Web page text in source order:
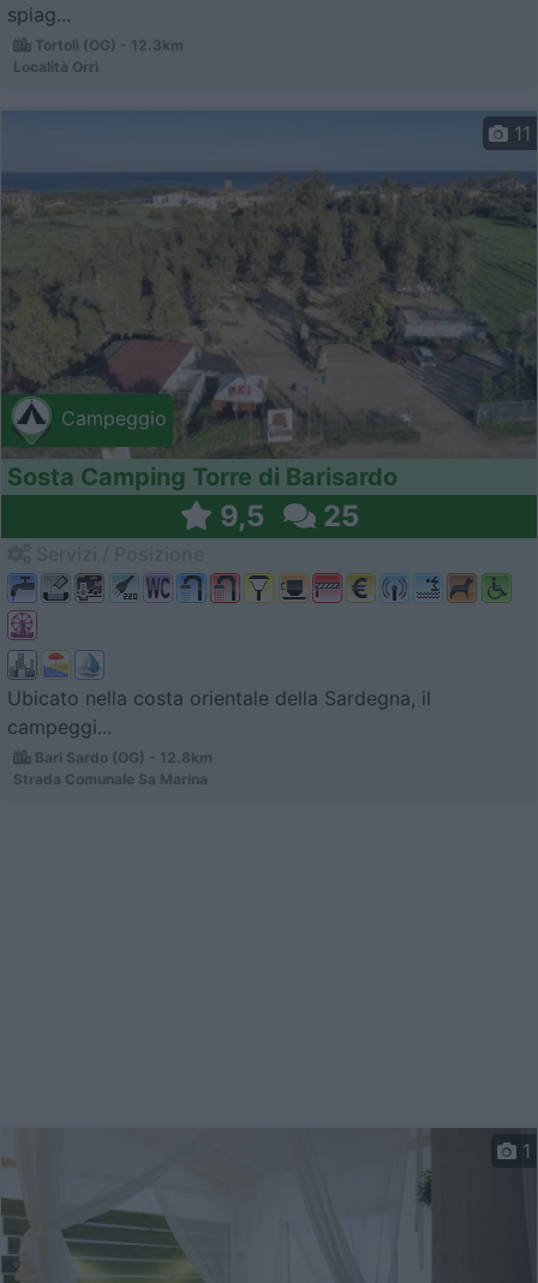
spiag...
Tortolì (OG) - 12.3km
Località Orrì
Campeggio
11
Sosta Camping Torre di Barisardo
9,5 25
Ubicato nella costa orientale della Sardegna, il
campeggi...
Bari Sardo (OG) - 12.8km
Strada Comunale Sa Marina
1